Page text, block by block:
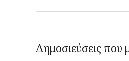
Δημοσιεύσεις που